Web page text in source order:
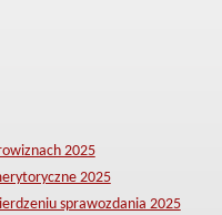
2025
2025
sprawozdania 2025